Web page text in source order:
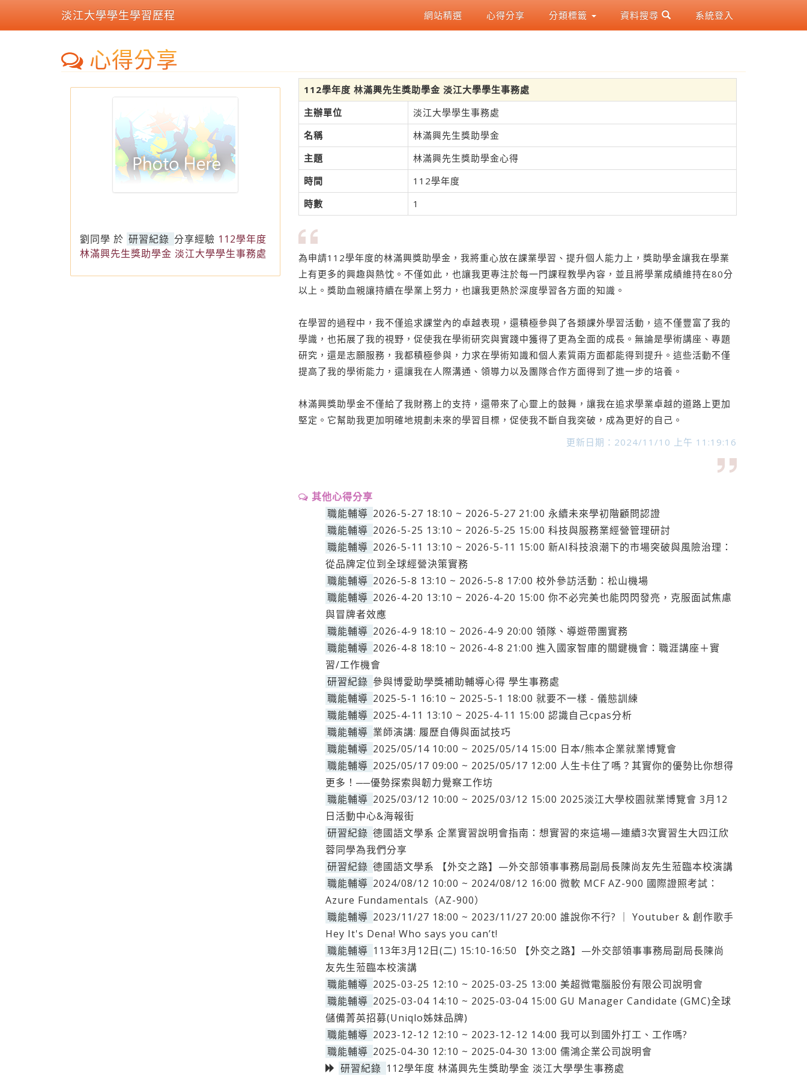
淡江大學學生學習歷程 網站精選 心得分享 分類標籤 資料搜尋 系統登入
心得分享
劉同學 於 研習紀錄 分享經驗 112學年度
林滿興先生獎助學金 淡江大學學生事務處
112學年度 林滿興先生獎助學金 淡江大學學生事務處
主辦單位
淡江大學學生事務處
名稱
林滿興先生獎助學金
主題
林滿興先生獎助學金心得
時間
112學年度
時數
1
為申請112學年度的林滿興獎助學金，我將重心放在課業學習、提升個人能力上，獎助學金讓我在學業
上有更多的興趣與熱忱。不僅如此，也讓我更專注於每一門課程教學內容，並且將學業成績維持在80分
以上。獎助血親讓持續在學業上努力，也讓我更熱於深度學習各方面的知識。
在學習的過程中，我不僅追求課堂內的卓越表現，還積極參與了各類課外學習活動，這不僅豐富了我的
學識，也拓展了我的視野，促使我在學術研究與實踐中獲得了更為全面的成長。無論是學術講座、專題
研究，還是志願服務，我都積極參與，力求在學術知識和個人素質兩方面都能得到提升。這些活動不僅
提高了我的學術能力，還讓我在人際溝通、領導力以及團隊合作方面得到了進一步的培養。
林滿興獎助學金不僅給了我財務上的支持，還帶來了心靈上的鼓舞，讓我在追求學業卓越的道路上更加
堅定。它幫助我更加明確地規劃未來的學習目標，促使我不斷自我突破，成為更好的自己。
更新日期：2024/11/10 上午 11:19:16
其他心得分享
職能輔導 2026-5-27 18:10 ~ 2026-5-27 21:00 永續未來學初階顧問認證
職能輔導 2026-5-25 13:10 ~ 2026-5-25 15:00 科技與服務業經營管理研討
職能輔導 2026-5-11 13:10 ~ 2026-5-11 15:00 新AI科技浪潮下的市場突破與風險治理：
從品牌定位到全球經營決策實務
職能輔導 2026-5-8 13:10 ~ 2026-5-8 17:00 校外參訪活動：松山機場
職能輔導 2026-4-20 13:10 ~ 2026-4-20 15:00 你不必完美也能閃閃發亮，克服面試焦慮
與冒牌者效應
職能輔導 2026-4-9 18:10 ~ 2026-4-9 20:00 領隊、導遊帶團實務
職能輔導 2026-4-8 18:10 ~ 2026-4-8 21:00 進入國家智庫的關鍵機會：職涯講座＋實
習/工作機會
研習紀錄 參與博愛助學獎補助輔導心得 學生事務處
職能輔導 2025-5-1 16:10 ~ 2025-5-1 18:00 就要不一樣 - 儀態訓練
職能輔導 2025-4-11 13:10 ~ 2025-4-11 15:00 認識自己cpas分析
職能輔導 業師演講: 履歷自傳與面試技巧
職能輔導 2025/05/14 10:00 ~ 2025/05/14 15:00 日本/熊本企業就業博覽會
職能輔導 2025/05/17 09:00 ~ 2025/05/17 12:00 人生卡住了嗎？其實你的優勢比你想得
更多！──優勢探索與韌力覺察工作坊
職能輔導 2025/03/12 10:00 ~ 2025/03/12 15:00 2025淡江大學校園就業博覽會 3月12
日活動中心&海報街
研習紀錄 德國語文學系 企業實習說明會指南：想實習的來這場—連續3次實習生大四江欣
蓉同學為我們分享
研習紀錄 德國語文學系 【外交之路】—外交部領事事務局副局長陳尚友先生蒞臨本校演講
職能輔導 2024/08/12 10:00 ~ 2024/08/12 16:00 微軟 MCF AZ-900 國際證照考試：
Azure Fundamentals（AZ-900）
職能輔導 2023/11/27 18:00 ~ 2023/11/27 20:00 誰說你不行? ｜ Youtuber & 創作歌手
Hey It's Dena! Who says you can’t!
職能輔導 113年3月12日(二) 15:10-16:50 【外交之路】—外交部領事事務局副局長陳尚
友先生蒞臨本校演講
職能輔導 2025-03-25 12:10 ~ 2025-03-25 13:00 美超微電腦股份有限公司說明會
職能輔導 2025-03-04 14:10 ~ 2025-03-04 15:00 GU Manager Candidate (GMC)全球
儲備菁英招募(Uniqlo姊妹品牌)
職能輔導 2023-12-12 12:10 ~ 2023-12-12 14:00 我可以到國外打工、工作嗎?
職能輔導 2025-04-30 12:10 ~ 2025-04-30 13:00 儒鴻企業公司說明會
研習紀錄 112學年度 林滿興先生獎助學金 淡江大學學生事務處